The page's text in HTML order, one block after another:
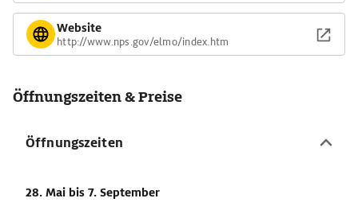
Website
http://www.nps.gov/elmo/index.htm
Öffnungszeiten & Preise
Öffnungszeiten
28. Mai bis 7. September